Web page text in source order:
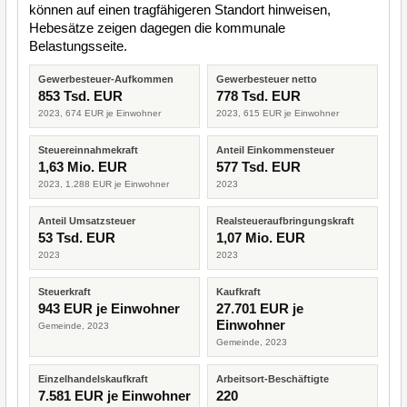
können auf einen tragfähigeren Standort hinweisen,
Hebesätze zeigen dagegen die kommunale
Belastungsseite.
Gewerbesteuer-Aufkommen
853 Tsd. EUR
2023, 674 EUR je Einwohner
Gewerbesteuer netto
778 Tsd. EUR
2023, 615 EUR je Einwohner
Steuereinnahmekraft
1,63 Mio. EUR
2023, 1.288 EUR je Einwohner
Anteil Einkommensteuer
577 Tsd. EUR
2023
Anteil Umsatzsteuer
53 Tsd. EUR
2023
Realsteueraufbringungskraft
1,07 Mio. EUR
2023
Steuerkraft
943 EUR je Einwohner
Gemeinde, 2023
Kaufkraft
27.701 EUR je
Einwohner
Gemeinde, 2023
Einzelhandelskaufkraft
7.581 EUR je Einwohner
Arbeitsort-Beschäftigte
220